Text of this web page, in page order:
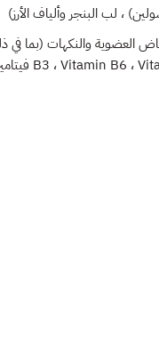
، لب البنجر وألياف الأرز)
العضوية والنكهات (بما في